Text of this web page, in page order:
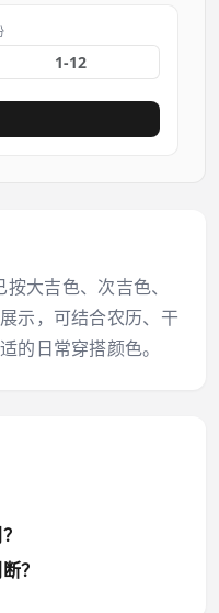
大吉色、次吉色、
示，可结合农历、干
的日常穿搭颜色。
？